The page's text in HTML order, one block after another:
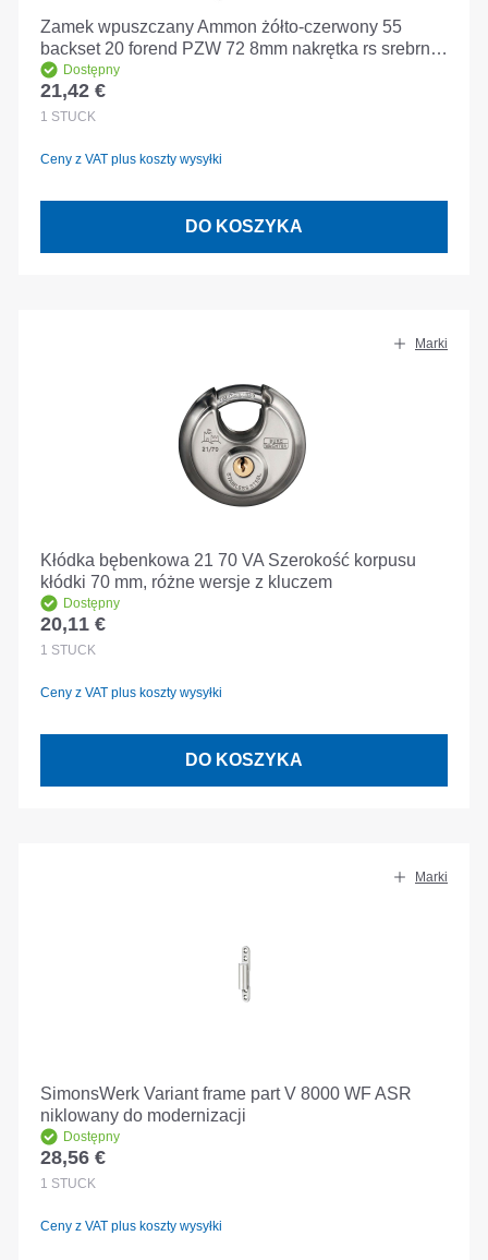
Zamek wpuszczany Ammon żółto-czerwony 55
backset 20 forend PZW 72 8mm nakrętka rs srebrny
klasa 3
Dostępny
Cena regularna:
21,42 €
1 STÜCK
Ceny z VAT plus koszty wysyłki
DO KOSZYKA
Marki
Kłódka bębenkowa 21 70 VA Szerokość korpusu
kłódki 70 mm, różne wersje z kluczem
Dostępny
Cena regularna:
20,11 €
1 STÜCK
Ceny z VAT plus koszty wysyłki
DO KOSZYKA
Marki
SimonsWerk Variant frame part V 8000 WF ASR
niklowany do modernizacji
Dostępny
Cena regularna:
28,56 €
1 STÜCK
Ceny z VAT plus koszty wysyłki